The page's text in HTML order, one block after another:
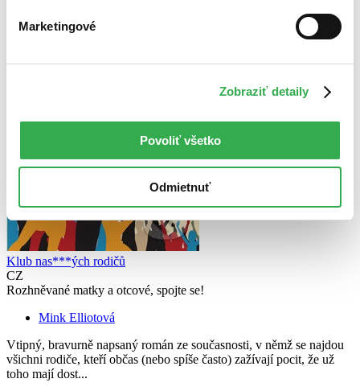
Marketingové
Zobraziť detaily
Povoliť všetko
Odmietnuť
Klub nas***ých rodičů
CZ
Rozhněvané matky a otcové, spojte se!
Mink Elliotová
Vtipný, bravurně napsaný román ze současnosti, v němž se najdou
všichni rodiče, kteří občas (nebo spíše často) zažívají pocit, že už
toho mají dost...